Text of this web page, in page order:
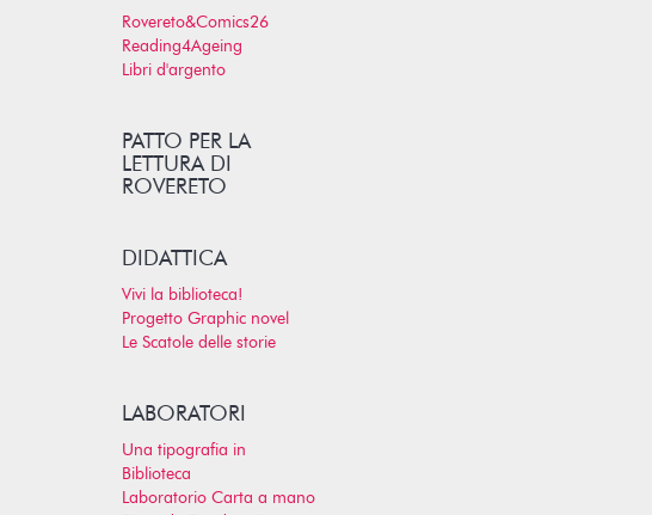
Rovereto&Comics26
Reading4Ageing
Libri d'argento
PATTO PER LA
LETTURA DI
ROVERETO
DIDATTICA
Vivi la biblioteca!
Progetto Graphic novel
Le Scatole delle storie
LABORATORI
Una tipografia in
Biblioteca
Laboratorio Carta a mano